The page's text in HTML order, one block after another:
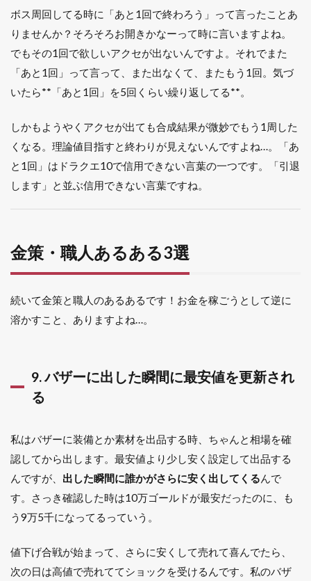
ボス周回してる時に「あと1回で終わろう」って言ったことあ
りませんか？そろそろお開きかなーって時に言いますよね。
でもその1回で欲しいアクセが出ないんですよ。それでまた
「あと1回」って言って、また出なくて、またもう1回。気づ
いたら**「あと1回」を5回くらい繰り返してる**。
しかもようやくアクセが出ても合成結果が微妙でもう1周した
くなる。理論値目指すと終わりが見えないんですよね…。「あ
と1回」はドラクエ10で信用できない言葉の一つです。「引退
します」と並ぶ信用できない言葉ですね。
金策・職人あるある3選
続いて金策と職人のあるあるです！お金を稼ごうとして逆に
溶かすこと、ありますよね…。
9. バザーに出した瞬間に最安値を更新され
る
私はバザーに装備とか素材を出品する時、ちゃんと相場を確
認してから出します。最安値より少し安く設定して出品する
んですが、 出した瞬間に誰かがさらに安く出してくるんで
す。さっき確認した時は10万ゴールドが最安だったのに、も
う9万5千になってるっていう。
値下げ合戦が始まって、さらに安くして売れて喜んでたら、
次の日は高値で売れててショックを受けるんです。私のバザ